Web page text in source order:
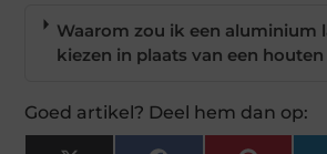
Waarom zou ik een aluminium
kiezen in plaats van een
Goed artikel? Deel hem dan op: